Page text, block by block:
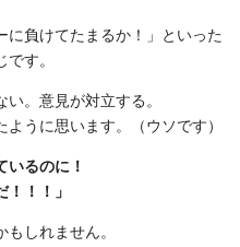
に負けてたまるか！」といった
す。
。意見が対立する。
うに思います。（ウソです）
いるのに！
！！」
しれません。